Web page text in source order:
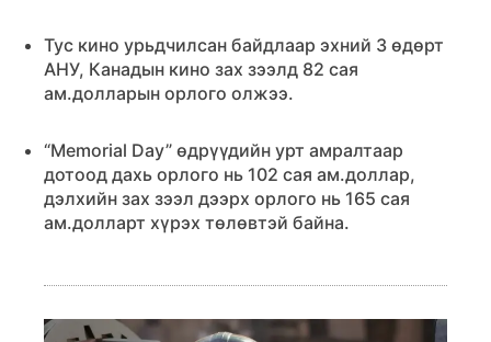
Тус кино урьдчилсан байдлаар эхний 3 өдөрт
АНУ, Канадын кино зах зээлд 82 сая
ам.долларын орлого олжээ.
“Memorial Day” өдрүүдийн урт амралтаар
дотоод дахь орлого нь 102 сая ам.доллар,
дэлхийн зах зээл дээрх орлого нь 165 сая
ам.долларт хүрэх төлөвтэй байна.